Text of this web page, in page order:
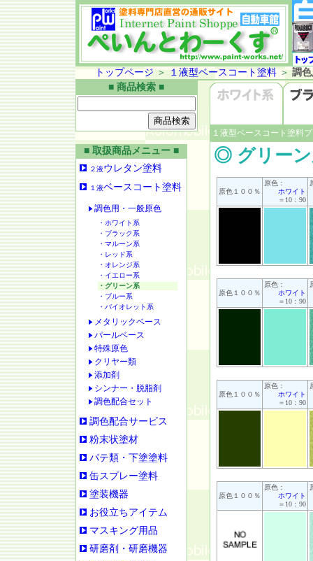
トップページ ＞ １液型ベースコート塗料＞ 調
■ 商品検索 ■
■ 取扱商品メニュー ■
２液ウレタン塗料
１液ベースコート塗料
調色用・一般原色
・ホワイト系
・ブラック系
・マルーン系
・レッド系
・オレンジ系
・イエロー系
・グリーン系
・ブルー系
・バイオレット系
メタリックベース
パールベース
特殊原色
クリヤー類
添加剤
シンナー・脱脂剤
調色配合セット
調色配合サービス
粉末状塗材
パテ類・下塗塗料
缶スプレー塗料
塗装機器
お役立ちアイテム
マスキング用品
研磨剤・研磨機器
１液型ベースコート塗料
◎ グリーン
原色１００％
原色：
ホワイト
＝10：90
原色１００％
原色：
ホワイト
＝10：90
原色１００％
原色：
ホワイト
＝10：90
原色１００％
原色：
ホワイト
＝10：90